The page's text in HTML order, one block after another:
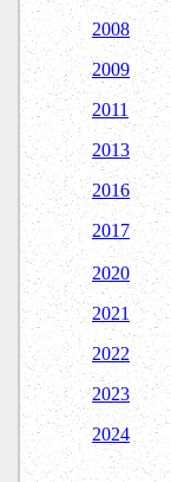
2008
2009
2011
2013
2016
2017
2020
2021
2022
2023
2024